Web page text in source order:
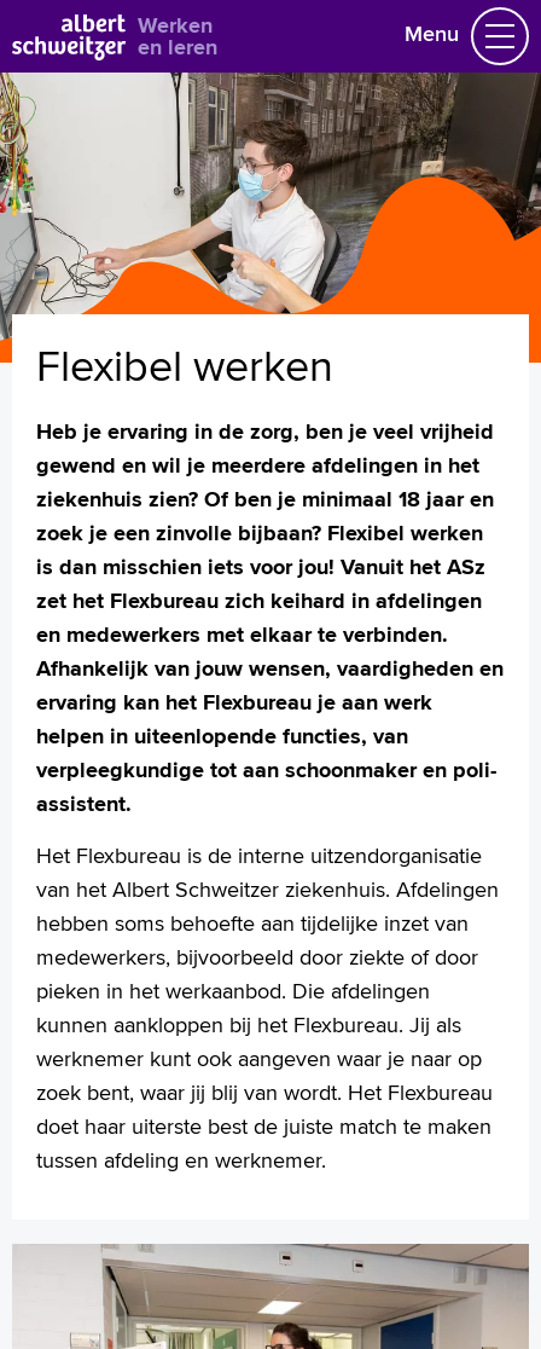
Werken
en leren Menu
Vacatures
Vakgebieden
Opleidingen & Stages
Flexibel werken
Hoe wij het doen
Vrijwilligerswerk
Job alert
Naar home asz.nl
Bekijk alle vacatures
Flexibel werken
Heb je ervaring in de zorg, ben je veel vrijheid
gewend en wil je meerdere afdelingen in het
ziekenhuis zien? Of ben je minimaal 18 jaar en
zoek je een zinvolle bijbaan? Flexibel werken
is dan misschien iets voor jou! Vanuit het ASz
zet het Flexbureau zich keihard in afdelingen
en medewerkers met elkaar te verbinden.
Afhankelijk van jouw wensen, vaardigheden en
ervaring kan het Flexbureau je aan werk
helpen in uiteenlopende functies, van
verpleegkundige tot aan schoonmaker en poli-
assistent.
Het Flexbureau is de interne uitzendorganisatie
van het Albert Schweitzer ziekenhuis. Afdelingen
hebben soms behoefte aan tijdelijke inzet van
medewerkers, bijvoorbeeld door ziekte of door
pieken in het werkaanbod. Die afdelingen
kunnen aankloppen bij het Flexbureau. Jij als
werknemer kunt ook aangeven waar je naar op
zoek bent, waar jij blij van wordt. Het Flexbureau
doet haar uiterste best de juiste match te maken
tussen afdeling en werknemer.